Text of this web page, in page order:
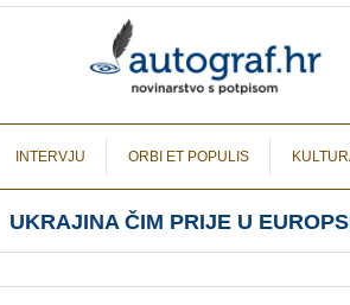
INTERVJU ORBI ET POPULIS
UKRAJINA ČIM PRIJE U